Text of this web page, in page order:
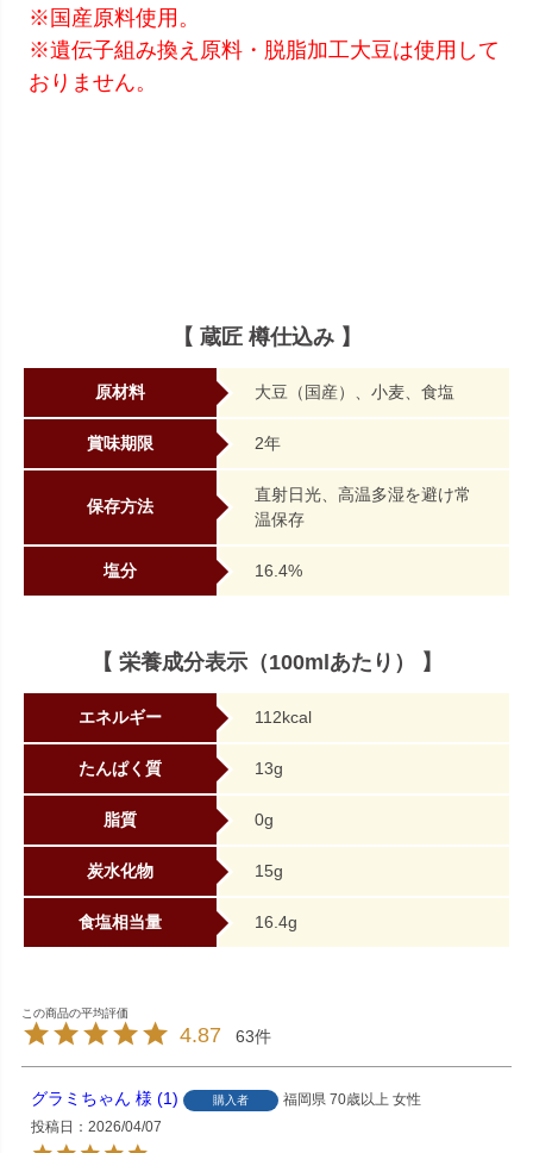
※国産原料使用。
※遺伝子組み換え原料・脱脂加工大豆は使用して
おりません。
【 蔵匠 樽仕込み 】
原材料 大豆（国産）、小麦、食塩
賞味期限 2年
保存方法
直射日光、高温多湿を避け常
温保存
塩分 16.4%
【 栄養成分表示（100mlあたり） 】
エネルギー 112kcal
たんぱく質 13g
脂質 0g
炭水化物 15g
食塩相当量 16.4g
4.87 63
グラミちゃん 1 購入者 福岡県 70歳以上 女性
投稿日
2026/04/07